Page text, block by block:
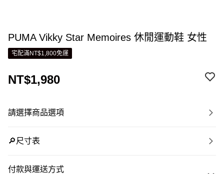
PUMA Vikky Star Memoires 休閒運動鞋 女性
宅配滿NT$1,800免運
NT$1,980
請選擇商品選項
🔎尺寸表
付款與運送方式